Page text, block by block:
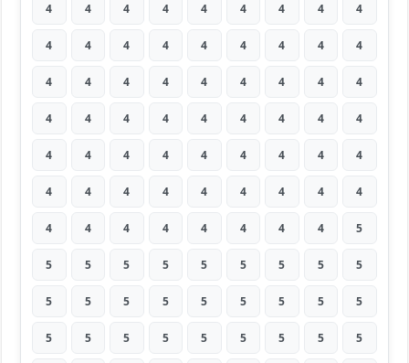
4 4 4 4 4 4 4 4 4
4 4 4 4 4 4 4 4 4
4 4 4 4 4 4 4 4 4
4 4 4 4 4 4 4 4 4
4 4 4 4 4 4 4 4 4
4 4 4 4 4 4 4 4 4
4 4 4 4 4 4 4 4 5
5 5 5 5 5 5 5 5 5
5 5 5 5 5 5 5 5 5
5 5 5 5 5 5 5 5 5